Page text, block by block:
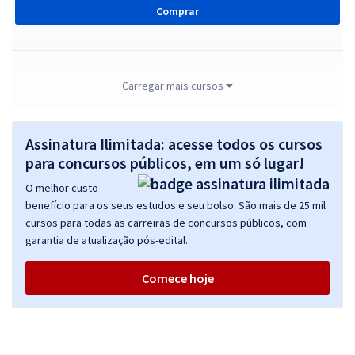
Comprar
TCDF - Tribunal de Contas do Distrito Federal - Conhecimentos
- Área de Gestão - Serviços Técnico-Administrativos (Pós-Edital)
R$ 199,92à vista
ou 12x deR$ 16,66
Economize R$ 49,98 (-20%)
Comprar
TCDF - Tribunal de Contas do Distrito Federal - Conhecimentos
Específicos para o Cargo de Analista Administrativo de Controle
Carregar mais cursos
Assinatura Ilimitada: acesse todos os cursos
para concursos públicos, em um só lugar!
O melhor custo
benefício para os seus estudos e seu bolso. São mais de 25 mil
cursos para todas as carreiras de concursos públicos, com
garantia de atualização pós-edital.
Comece hoje